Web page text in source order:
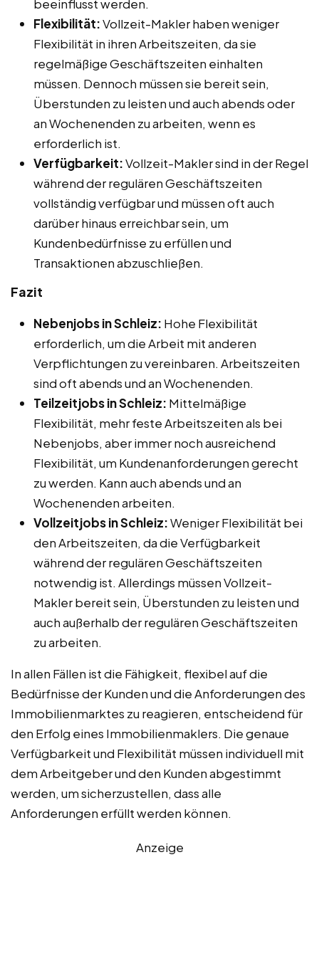
beeinflusst werden.
Flexibilität:Vollzeit-Makler haben weniger
Flexibilität in ihren Arbeitszeiten, da sie
regelmäßige Geschäftszeiten einhalten
müssen. Dennoch müssen sie bereit sein,
Überstunden zu leisten und auch abends oder
an Wochenenden zu arbeiten, wenn es
erforderlich ist.
Verfügbarkeit:Vollzeit-Makler sind in der Regel
während der regulären Geschäftszeiten
vollständig verfügbar und müssen oft auch
darüber hinaus erreichbar sein, um
Kundenbedürfnisse zu erfüllen und
Transaktionen abzuschließen.
Fazit
Nebenjobs in Schleiz: Hohe Flexibilität
erforderlich, um die Arbeit mit anderen
Verpflichtungen zu vereinbaren. Arbeitszeiten
sind oft abends und an Wochenenden.
Teilzeitjobs in Schleiz: Mittelmäßige
Flexibilität, mehr feste Arbeitszeiten als bei
Nebenjobs, aber immer noch ausreichend
Flexibilität, um Kundenanforderungen gerecht
zu werden. Kann auch abends und an
Wochenenden arbeiten.
Vollzeitjobs in Schleiz:Weniger Flexibilität bei
den Arbeitszeiten, da die Verfügbarkeit
während der regulären Geschäftszeiten
notwendig ist. Allerdings müssen Vollzeit-
Makler bereit sein, Überstunden zu leisten und
auch außerhalb der regulären Geschäftszeiten
zu arbeiten.
In allen Fällen ist die Fähigkeit, flexibel auf die
Bedürfnisse der Kunden und die Anforderungen des
Immobilienmarktes zu reagieren, entscheidend für
den Erfolg eines Immobilienmaklers. Die genaue
Verfügbarkeit und Flexibilität müssen individuell mit
dem Arbeitgeber und den Kunden abgestimmt
werden, um sicherzustellen, dass alle
Anforderungen erfüllt werden können.
Anzeige